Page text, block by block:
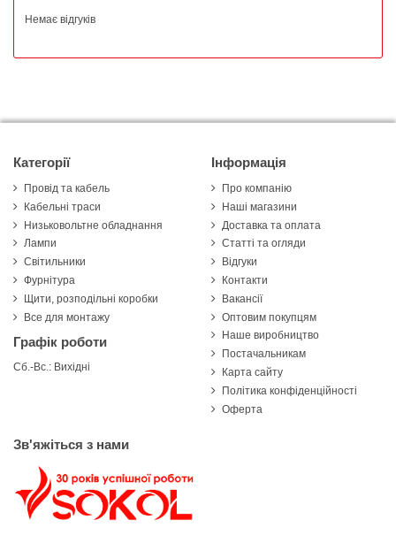
Немає відгуків
Категорії
Провід та кабель
Кабельні траси
Низьковольтне обладнання
Лампи
Світильники
Фурнітура
Щити, розподільні коробки
Все для монтажу
Графік роботи
Сб.-Вс.: Вихідні
Інформація
Про компанію
Наші магазини
Доставка та оплата
Статті та огляди
Відгуки
Контакти
Вакансії
Оптовим покупцям
Наше виробництво
Постачальникам
Карта сайту
Політика конфіденційності
Оферта
Зв'яжіться з нами